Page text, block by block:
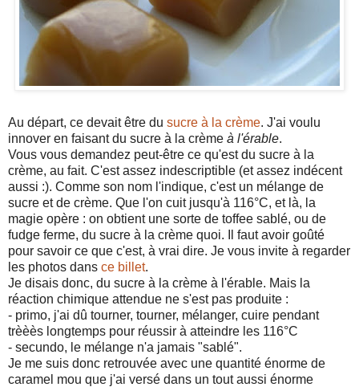
Au départ, ce devait être du sucre à la crème. J'ai voulu
innover en faisant du sucre à la crème à l'érable.
Vous vous demandez peut-être ce qu'est du sucre à la
crème, au fait. C'est assez indescriptible (et assez indécent
aussi :). Comme son nom l'indique, c'est un mélange de
sucre et de crème. Que l'on cuit jusqu'à 116°C, et là, la
magie opère : on obtient une sorte de toffee sablé, ou de
fudge ferme, du sucre à la crème quoi. Il faut avoir goûté
pour savoir ce que c'est, à vrai dire. Je vous invite à regarder
les photos dans ce billet.
Je disais donc, du sucre à la crème à l'érable. Mais la
réaction chimique attendue ne s'est pas produite :
- primo, j'ai dû tourner, tourner, mélanger, cuire pendant
trèèès longtemps pour réussir à atteindre les 116°C
- secundo, le mélange n'a jamais "sablé".
Je me suis donc retrouvée avec une quantité énorme de
caramel mou que j'ai versé dans un tout aussi énorme